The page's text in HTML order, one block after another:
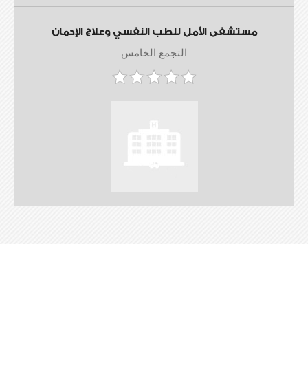
مستشفى الأمل للطب النفسي وعلاج الإدمان
التجمع الخامس